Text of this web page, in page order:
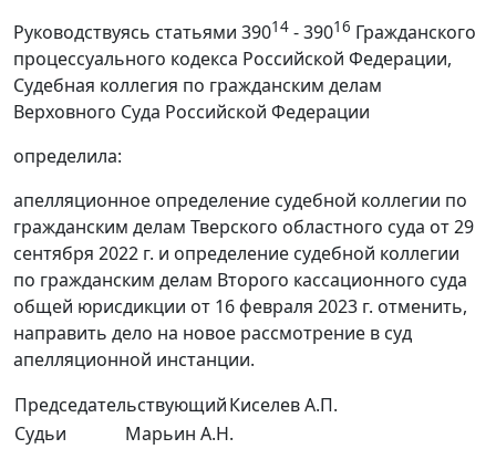
Руководствуясь статьями 39014 - 39016 Гражданского
процессуального кодекса Российской Федерации,
Судебная коллегия по гражданским делам
Верховного Суда Российской Федерации
определила:
апелляционное определение судебной коллегии по
гражданским делам Тверского областного суда от 29
сентября 2022 г. и определение судебной коллегии
по гражданским делам Второго кассационного суда
общей юрисдикции от 16 февраля 2023 г. отменить,
направить дело на новое рассмотрение в суд
апелляционной инстанции.
ПредседательствующийКиселев А.П.
Судьи
Марьин А.Н.